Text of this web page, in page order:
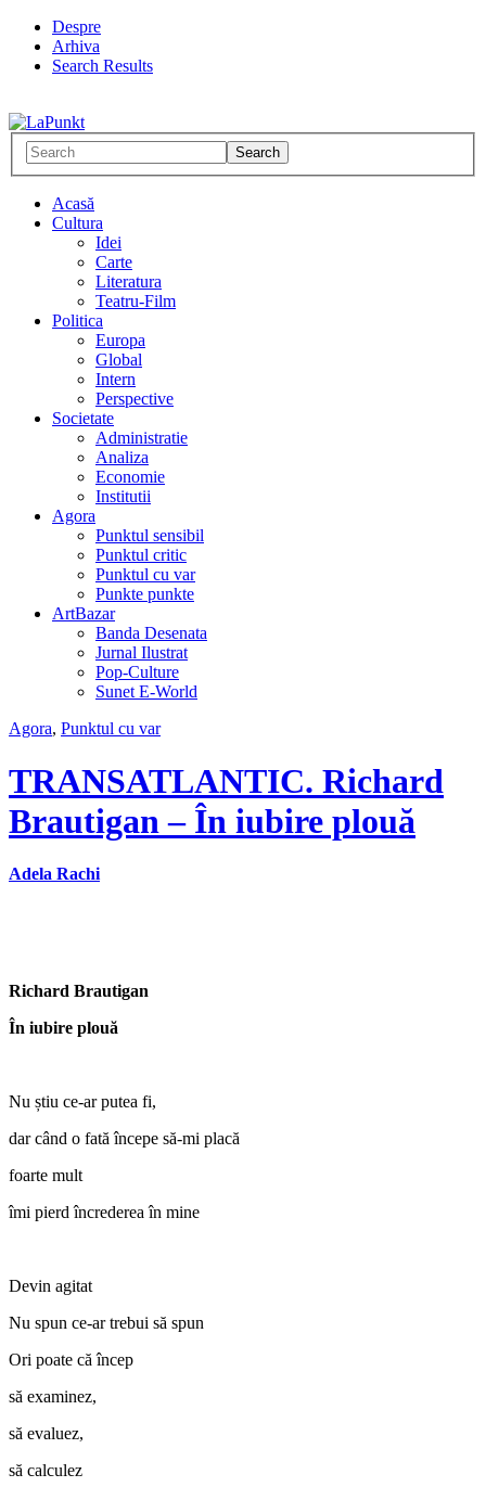
Despre
Arhiva
Search Results
Acasă
Cultura
Idei
Carte
Literatura
Teatru-Film
Politica
Europa
Global
Intern
Perspective
Societate
Administratie
Analiza
Economie
Institutii
Agora
Punktul sensibil
Punktul critic
Punktul cu var
Punkte punkte
ArtBazar
Banda Desenata
Jurnal Ilustrat
Pop-Culture
Sunet E-World
Agora, Punktul cu var
TRANSATLANTIC. Richard
Brautigan – În iubire plouă
Adela Rachi
Richard Brautigan
În iubire plouă
Nu știu ce-ar putea fi,
dar când o fată începe să-mi placă
foarte mult
îmi pierd încrederea în mine
Devin agitat
Nu spun ce-ar trebui să spun
Ori poate că încep
să examinez,
să evaluez,
să calculez